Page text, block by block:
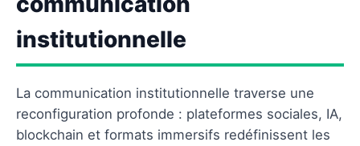
institutionnelle
La communication institutionnelle traverse une
reconfiguration profonde : plateformes sociales, IA,
blockchain et formats immersifs redéfinissent les